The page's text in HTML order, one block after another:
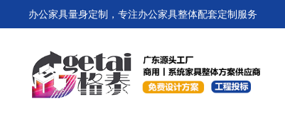
办公家具量身定制，专注办公家具整体配套定制服务